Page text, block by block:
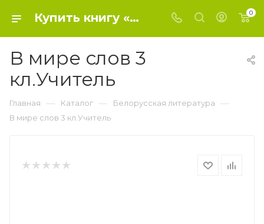
Купить книгу «В мире слов 3 кл.Учитель» 0, - Белорусская литература 0
В мире слов 3
кл.Учитель
Главная — Каталог — Белорусская литература —
В мире слов 3 кл.Учитель